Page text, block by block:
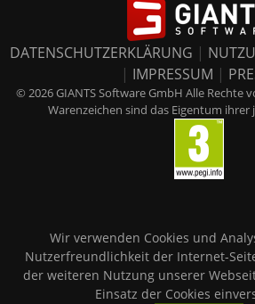
DATENSCHUTZERKLÄRUNG |
| IMPRESSUM |
© 2026 GIANTS Software GmbH Alle Rechte
Warenzeichen sind das Eigentum ihrer
Wir verwenden Cookies und
Nutzerfreundlichkeit der Internet-
der weiteren Nutzung unserer
Einsatz der Cookies